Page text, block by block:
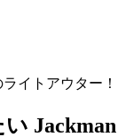
イトアウター！